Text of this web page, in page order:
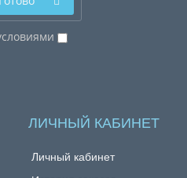
ЛИЧНЫЙ КАБИНЕТ
Личный кабинет